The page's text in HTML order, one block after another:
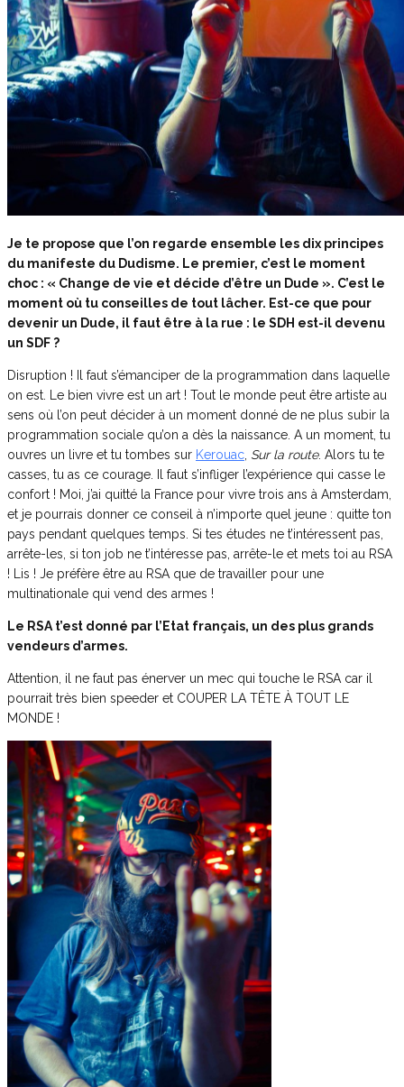
Je te propose que l’on regarde ensemble les dix principes
du manifeste du Dudisme. Le premier, c’est le moment
choc : « Change de vie et décide d’être un Dude ». C’est le
moment où tu conseilles de tout lâcher. Est-ce que pour
devenir un Dude, il faut être à la rue : le SDH est-il devenu
un SDF ?
Disruption ! Il faut s’émanciper de la programmation dans laquelle
on est. Le bien vivre est un art ! Tout le monde peut être artiste au
sens où l’on peut décider à un moment donné de ne plus subir la
programmation sociale qu’on a dès la naissance. A un moment, tu
ouvres un livre et tu tombes sur Kerouac Sur la route. Alors tu te
casses, tu as ce courage. Il faut s’infliger l’expérience qui casse le
confort ! Moi, j’ai quitté la France pour vivre trois ans à Amsterdam,
et je pourrais donner ce conseil à n’importe quel jeune : quitte ton
pays pendant quelques temps. Si tes études ne t’intéressent pas,
arrête-les, si ton job ne t’intéresse pas, arrête-le et mets toi au RSA
! Lis ! Je préfère être au RSA que de travailler pour une
multinationale qui vend des armes !
Le RSA t’est donné par l’Etat français, un des plus grands
vendeurs d’armes.
Attention, il ne faut pas énerver un mec qui touche le RSA car il
pourrait très bien speeder et COUPER LA TÊTE À TOUT LE
MONDE !